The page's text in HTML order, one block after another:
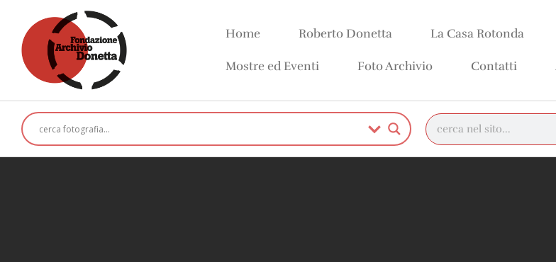
Home Roberto Donetta La Casa Rotonda
Mostre ed Eventi Foto Archivio Contatti